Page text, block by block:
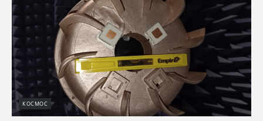
КОСМОС